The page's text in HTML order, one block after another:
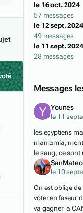
le 16 oct. 2024
57 messages
le 12 sept. 2024
49 messages
le 11 sept. 2024
28 messages
Messages
Younes
le 11
les egyptiens
mamamia,
le sang, ce sont nos maitres
les arrets de jeu
SanMateo
le 10
On est oblige
voter en faveur de son
va gagner la